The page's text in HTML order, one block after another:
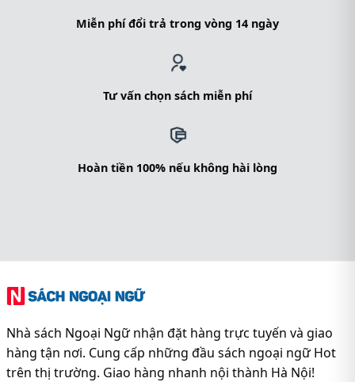
Miễn phí đổi trả trong vòng 14 ngày
Tư vấn chọn sách miễn phí
Hoàn tiền 100% nếu không hài lòng
Nhà sách Ngoại Ngữ nhận đặt hàng trực tuyến và giao
hàng tận nơi. Cung cấp những đầu sách ngoại ngữ Hot
trên thị trường. Giao hàng nhanh nội thành Hà Nội!